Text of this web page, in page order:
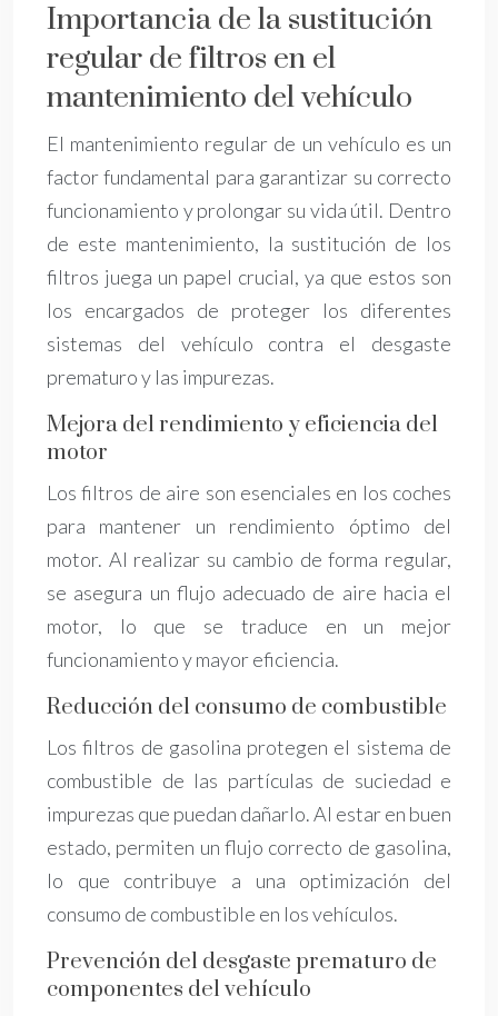
Importancia de la sustitución
regular de filtros en el
mantenimiento del vehículo
El mantenimiento regular de un vehículo es un
factor fundamental para garantizar su correcto
funcionamiento y prolongar su vida útil. Dentro
de este mantenimiento, la sustitución de los
filtros juega un papel crucial, ya que estos son
los encargados de proteger los diferentes
sistemas del vehículo contra el desgaste
prematuro y las impurezas.
Mejora del rendimiento y eficiencia del
motor
Los filtros de aire son esenciales en los coches
para mantener un rendimiento óptimo del
motor. Al realizar su cambio de forma regular,
se asegura un flujo adecuado de aire hacia el
motor, lo que se traduce en un mejor
funcionamiento y mayor eficiencia.
Reducción del consumo de combustible
Los filtros de gasolina protegen el sistema de
combustible de las partículas de suciedad e
impurezas que puedan dañarlo. Al estar en buen
estado, permiten un flujo correcto de gasolina,
lo que contribuye a una optimización del
consumo de combustible en los vehículos.
Prevención del desgaste prematuro de
componentes del vehículo